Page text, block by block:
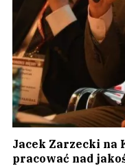
Jacek Zarzecki na
pracować nad